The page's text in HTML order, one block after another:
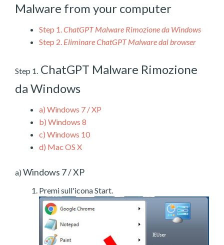
Malware from your computer
Step 1.ChatGPT Malware Rimozione da Windows
Step 2. Eliminare ChatGPT Malware dal browser
Step 1. ChatGPT Malware Rimozione
da Windows
a) Windows 7 / XP
b) Windows 8
c) Windows 10
d) Mac OS X
a) Windows 7 / XP
Premi sull'icona Start.